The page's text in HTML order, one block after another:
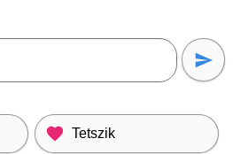
Tetszik